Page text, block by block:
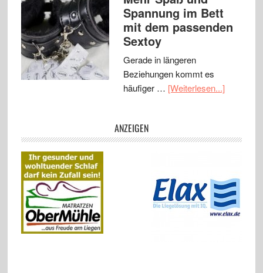
Spannung im Bett
mit dem passenden
Sextoy
Gerade in längeren
Beziehungen kommt es
häufiger … [Weiterlesen...]
ANZEIGEN